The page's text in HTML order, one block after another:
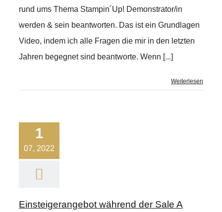
rund ums Thema Stampin´Up! Demonstrator/in
werden & sein beantworten. Das ist ein Grundlagen
Video, indem ich alle Fragen die mir in den letzten
Jahren begegnet sind beantworte. Wenn [...]
Weiterlesen
1
07, 2022
Einsteigerangebot während der Sale A